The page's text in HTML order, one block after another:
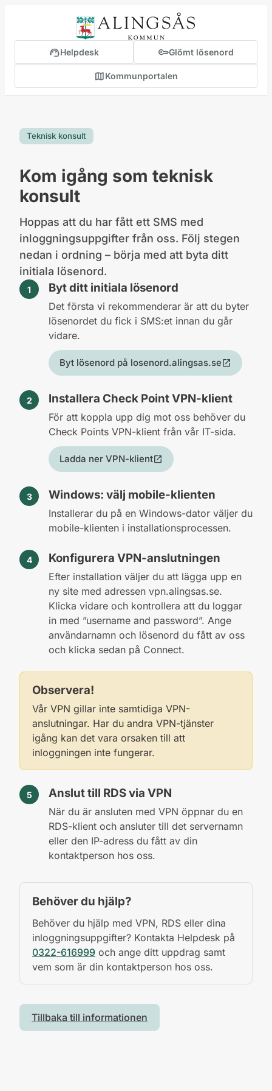
support_agentHelpdesk keyGlömt lösenord
mapKommunportalen
(öppnas i ny flik)
Teknisk konsult
Kom igång som teknisk
konsult
Hoppas att du har fått ett SMS med
inloggningsuppgifter från oss. Följ stegen
nedan i ordning – börja med att byta ditt
initiala lösenord.
Byt ditt initiala lösenord
Det första vi rekommenderar är att du byter
lösenordet du fick i SMS:et innan du går
vidare.
Byt lösenord på losenord.alingsas.seopen_in_new
(öppnas i ny flik)
Installera Check Point VPN-klient
För att koppla upp dig mot oss behöver du
Check Points VPN-klient från vår IT-sida.
Ladda ner VPN-klientopen_in_new
(öppnas i ny flik)
Windows: välj mobile-klienten
Installerar du på en Windows-dator väljer du
mobile-klienten i installationsprocessen.
Konfigurera VPN-anslutningen
Efter installation väljer du att lägga upp en
ny site med adressen vpn.alingsas.se.
Klicka vidare och kontrollera att du loggar
in med ”username and password”. Ange
användarnamn och lösenord du fått av oss
och klicka sedan på Connect.
Observera!
Vår VPN gillar inte samtidiga VPN-
anslutningar. Har du andra VPN-tjänster
igång kan det vara orsaken till att
inloggningen inte fungerar.
Anslut till RDS via VPN
När du är ansluten med VPN öppnar du en
RDS-klient och ansluter till det servernamn
eller den IP-adress du fått av din
kontaktperson hos oss.
Behöver du hjälp?
Behöver du hjälp med VPN, RDS eller dina
inloggningsuppgifter? Kontakta Helpdesk på
0322-616999 och ange ditt uppdrag samt
vem som är din kontaktperson hos oss.
Tillbaka till informationen